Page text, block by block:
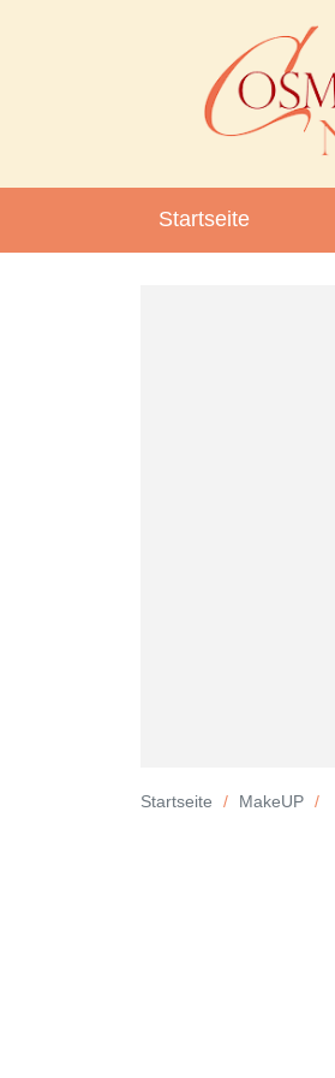
Startseite
Startseite MakeUP